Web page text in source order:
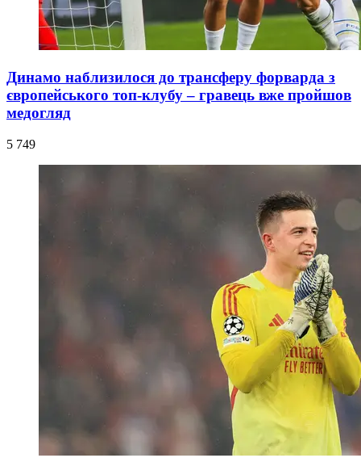
Динамо наблизилося до трансферу форварда з
європейського топ-клубу – гравець вже пройшов
медогляд
5 749